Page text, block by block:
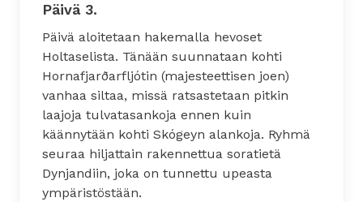
Päivä 3.
Päivä aloitetaan hakemalla hevoset
Holtaselista. Tänään suunnataan kohti
Hornafjarðarfljótin (majesteettisen joen)
vanhaa siltaa, missä ratsastetaan pitkin
laajoja tulvatasankoja ennen kuin
käännytään kohti Skógeyn alankoja. Ryhmä
seuraa hiljattain rakennettua soratietä
Dynjandiin, joka on tunnettu upeasta
ympäristöstään.